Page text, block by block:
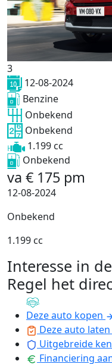
3
12-08-2024
Benzine
Onbekend
Onbekend
1.199 cc
Onbekend
va € 175 pm
12-08-2024
Onbekend
1.199 cc
Interesse in
Regel het
Deze auto kopen
Deze auto
Uitgebreide
Financiering